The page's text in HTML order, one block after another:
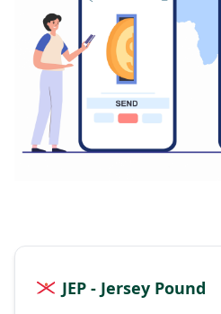
JEP - Jersey Pound